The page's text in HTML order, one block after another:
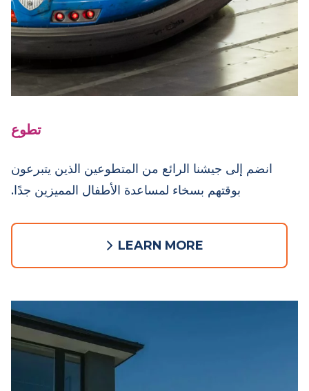
تطوع
انضم إلى جيشنا الرائع من المتطوعين الذين يتبرعون
بوقتهم بسخاء لمساعدة الأطفال المميزين جدًا.
LEARN MORE